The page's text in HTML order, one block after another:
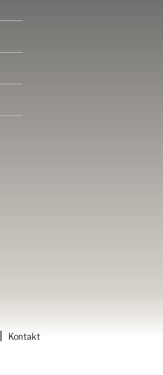
Kontakt